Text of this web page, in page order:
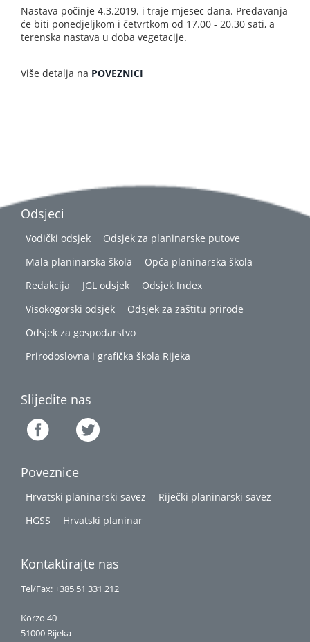
Nastava počinje 4.3.2019. i traje mjesec dana. Predavanja
će biti ponedjeljkom i četvrtkom od 17.00 - 20.30 sati, a
terenska nastava u doba vegetacije.
Više detalja na POVEZNICI
Odsjeci
Vodički odsjek
Odsjek za planinarske putove
Mala planinarska škola
Opća planinarska škola
Redakcija
JGL odsjek
Odsjek Index
Visokogorski odsjek
Odsjek za zaštitu prirode
Odsjek za gospodarstvo
Prirodoslovna i grafička škola Rijeka
Slijedite nas
Poveznice
Hrvatski planinarski savez
Riječki planinarski savez
HGSS
Hrvatski planinar
Kontaktirajte nas
Tel/Fax: +385 51 331 212
Korzo 40
51000 Rijeka